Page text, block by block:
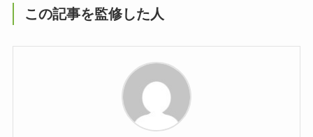
この記事を監修した人